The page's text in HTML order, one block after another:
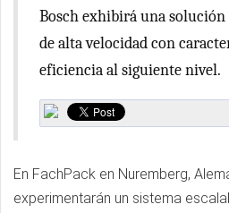
Bosch exhibirá una
de alta velocidad con
eficiencia al siguiente nivel.
En FachPack en Nuremberg,
experimentarán un sistema